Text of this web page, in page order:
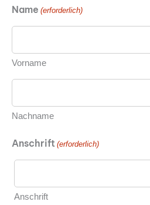
Name (erforderlich)
Vorname
Nachname
Anschrift (erforderlich)
Anschrift